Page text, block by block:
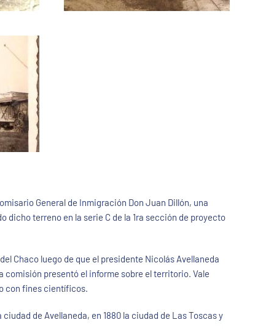
General de Inmigración Don Juan Dillón, una
terreno en la serie C de la 1ra sección de proyecto
Chaco luego de que el presidente Nicolás Avellaneda
comisión presentó el informe sobre el territorio. Vale
con fines científicos.
de Avellaneda, en 1880 la ciudad de Las Toscas y